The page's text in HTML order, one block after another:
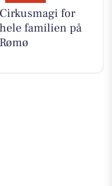
Cirkusmagi for
hele familien på
Rømø